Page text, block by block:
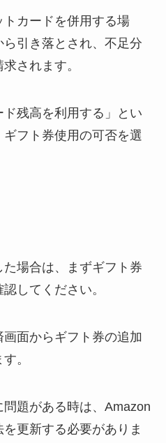
カードを併用する場
引き落とされ、不足分
されます。
ド残高を利用する」とい
フト券使用の可否を選
場合は、まずギフト券
してください。
面からギフト券の追加
。
題がある時は、Amazon
更新する必要がありま